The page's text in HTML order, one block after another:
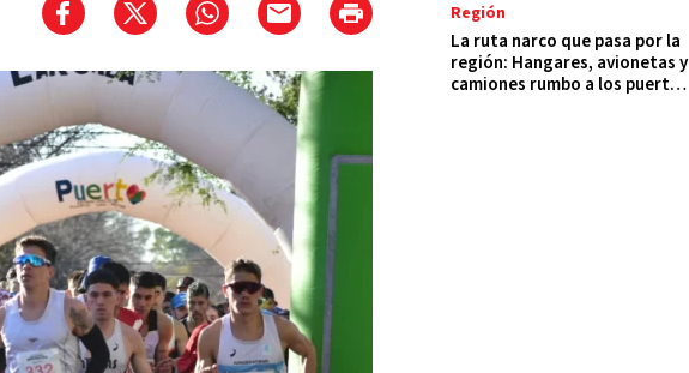
Región
La ruta narco que pasa por la
región: Hangares, avionetas y
camiones rumbo a los puertos